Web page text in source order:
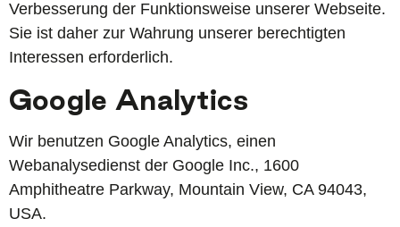
Verbesserung der Funktionsweise unserer Webseite.
Sie ist daher zur Wahrung unserer berechtigten
Interessen erforderlich.
Google Analytics
Wir benutzen Google Analytics, einen
Webanalysedienst der Google Inc., 1600
Amphitheatre Parkway, Mountain View, CA 94043,
USA.